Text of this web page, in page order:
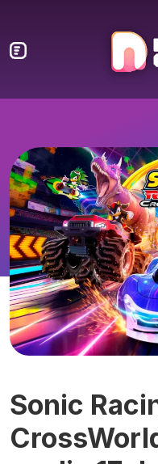
Sonic